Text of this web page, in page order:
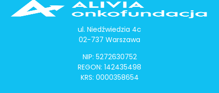
ul. Niedźwiedzia 4c
02-737 Warszawa
NIP: 5272630752
REGON: 142435498
KRS: 0000358654